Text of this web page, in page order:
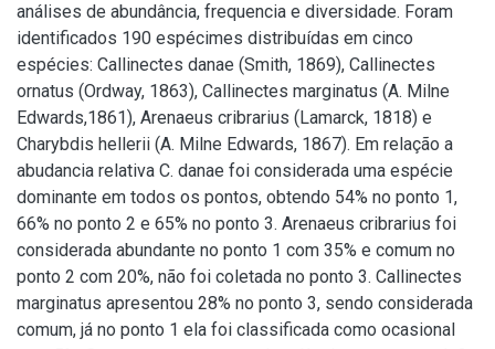
análises de abundância, frequencia e diversidade. Foram
identificados 190 espécimes distribuídas em cinco
espécies: Callinectes danae (Smith, 1869), Callinectes
ornatus (Ordway, 1863), Callinectes marginatus (A. Milne
Edwards,1861), Arenaeus cribrarius (Lamarck, 1818) e
Charybdis hellerii (A. Milne Edwards, 1867). Em relação a
abudancia relativa C. danae foi considerada uma espécie
dominante em todos os pontos, obtendo 54% no ponto 1,
66% no ponto 2 e 65% no ponto 3. Arenaeus cribrarius foi
considerada abundante no ponto 1 com 35% e comum no
ponto 2 com 20%, não foi coletada no ponto 3. Callinectes
marginatus apresentou 28% no ponto 3, sendo considerada
comum, já no ponto 1 ela foi classificada como ocasional